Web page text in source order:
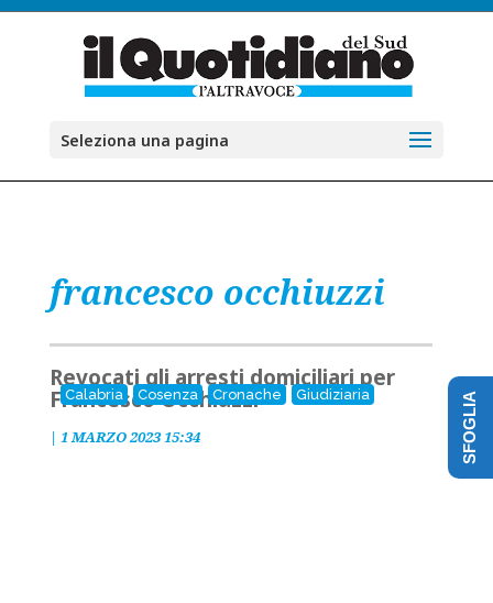
Seleziona una pagina
francesco occhiuzzi
Calabria Cosenza Cronache Giudiziaria
Revocati gli arresti domiciliari per
Francesco Occhiuzzi
| 1 MARZO 2023 15:34 SFOGLIA